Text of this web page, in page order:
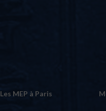
Les MEP à Paris